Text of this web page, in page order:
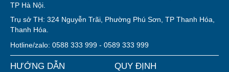
TP Hà Nội.
Trụ sở TH: 324 Nguyễn Trãi, Phường Phú Sơn, TP Thanh Hóa,
Thanh Hóa.
Hotline/zalo: 0588 333 999 - 0589 333 999
HƯỚNG DẪN QUY ĐỊNH